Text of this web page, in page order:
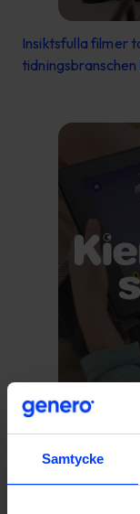
Samtycke
Insiktsfulla filmer
tidningsbranschen
Barn inspireras